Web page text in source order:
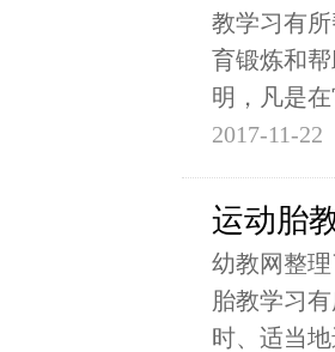
教学习有
育锻炼和
明，凡是
2017-11-22
运动胎
幼教网整
胎教学习
时、适当